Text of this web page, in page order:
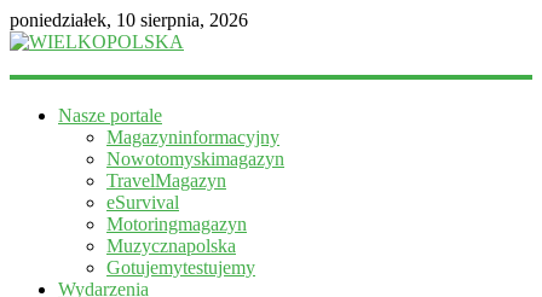
poniedziałek, 10 sierpnia, 2026
WIELKOPOLSKA
informacyjny
Nasze portale
Magazyninformacyjny
Nowotomyskimagazyn
TravelMagazyn
eSurvival
Motoringmagazyn
Muzycznapolska
Gotujemytestujemy
Wydarzenia